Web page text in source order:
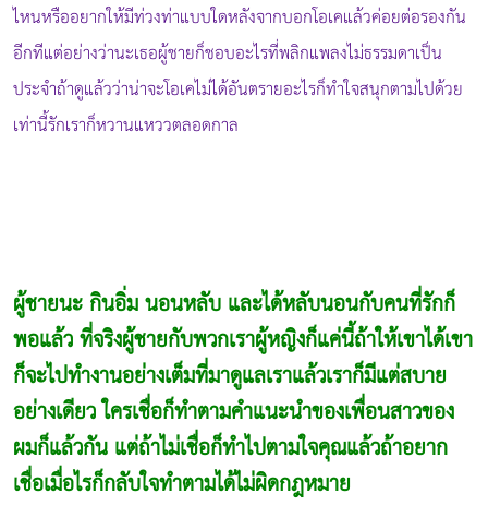
ไหนหรืออยากให้มีท่วงท่าแบบใดหลังจากบอกโอเคแล้วค่อยต่อรองกัน
อีกทีแต่อย่างว่านะเธอผู้ชายก็ชอบอะไรที่พลิกแพลงไม่ธรรมดาเป็น
ประจำถ้าดูแล้วว่าน่าจะโอเคไม่ได้อันตรายอะไรก็ทำใจสนุกตามไปด้วย
เท่านี้รักเราก็หวานแหววตลอดกาล
ผู้ชายนะ กินอิ่ม นอนหลับ และได้หลับนอนกับคนที่รักก็
พอแล้ว ที่จริงผู้ชายกับพวกเราผู้หญิงก็แค่นี้ถ้าให้เขาได้เขา
ก็จะไปทำงานอย่างเต็มที่มาดูแลเราแล้วเราก็มีแต่สบาย
อย่างเดียว ใครเชื่อก็ทำตามคำแนะนำของเพื่อนสาวของ
ผมก็แล้วกัน แต่ถ้าไม่เชื่อก็ทำไปตามใจคุณแล้วถ้าอยาก
เชื่อเมื่อไรก็กลับใจทำตามได้ไม่ผิดกฎหมาย